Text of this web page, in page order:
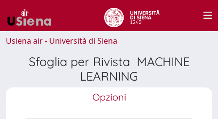
Usiena air - Università di Siena
Sfoglia per Rivista MACHINE
LEARNING
Opzioni